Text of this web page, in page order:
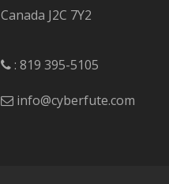
Canada J2C 7Y2
: 819 395-5105
info@cyberfute.com